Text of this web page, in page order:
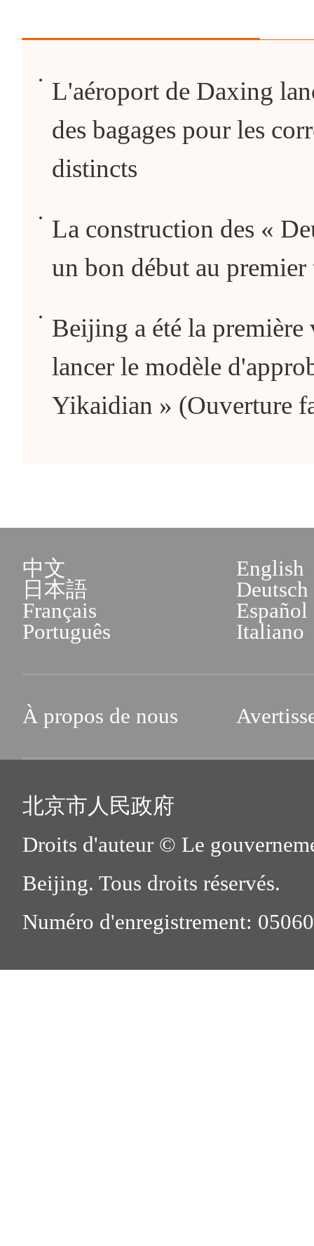
L'aéroport de Daxing
des bagages pour les
distincts
La construction des «
un bon début au premier
Beijing a été la
lancer le modèle
Yikaidian » (Ouverture
中文
English
日本語
Deutsch
Français
Español
Português
Italiano
À propos de nous
北京市人民政府
Droits d'auteur © Le
Beijing. Tous droits réservés.
Numéro d'enregistrement: